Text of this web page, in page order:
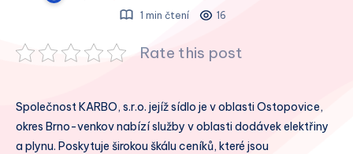
1 min čtení
16
Rate this post
Společnost KARBO, s.r.o. jejíž sídlo je v oblasti Ostopovice,
okres Brno-venkov nabízí služby v oblasti dodávek elektřiny
a plynu. Poskytuje širokou škálu ceníků, které jsou